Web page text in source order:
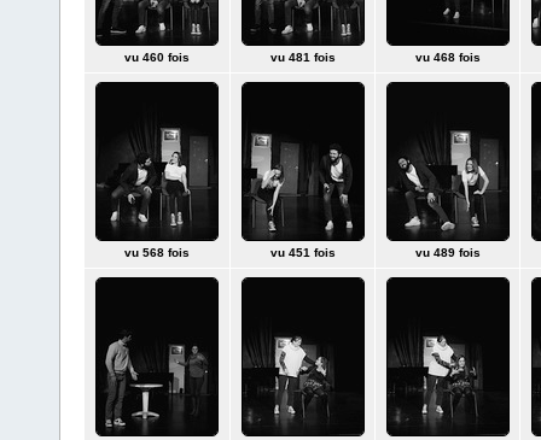
vu 460 fois vu 481 fois vu 468 fois
vu 568 fois vu 451 fois vu 489 fois